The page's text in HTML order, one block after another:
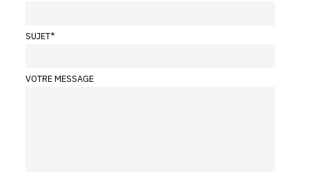
SUJET*
VOTRE MESSAGE